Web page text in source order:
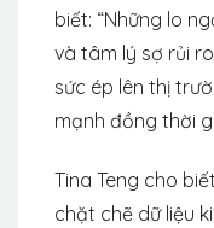
biết: “Những lo
và tâm lý sợ rủi
sức ép lên thị
mạnh đồng thời
Tina Teng cho
chặt chẽ dữ liệu